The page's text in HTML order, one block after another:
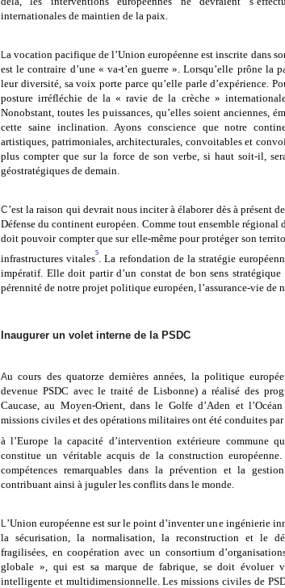
internationales de maintien de la paix.
La vocation pacifique de l’Union européenne est inscrite dans
est le contraire d’une « va-t’en guerre ». Lorsqu’elle prône la
leur diversité, sa voix porte parce qu’elle parle d’expérience.
posture irréfléchie de la « ravie de la crèche »
Nonobstant, toutes les puissances, qu’elles soient anciennes,
cette saine inclination. Ayons conscience que notre
artistiques, patrimoniales, architecturales, convoitables et
plus compter que sur la force de son verbe, si haut soit-il,
géostratégiques de demain.
C’est la raison qui devrait nous inciter à élaborer dès à présent
Défense du continent européen. Comme tout ensemble régional
doit pouvoir compter que sur elle-même pour protéger son
infrastructures vitales5. La refondation de la stratégie
impératif. Elle doit partir d’un constat de bon sens
pérennité de notre projet politique européen, l’assurance-vie de
Inaugurer un volet interne de la PSDC
Au cours des quatorze dernières années, la politique
devenue PSDC avec le traité de Lisbonne) a réalisé des
Caucase, au Moyen-Orient, dans le Golfe d’Aden et
missions civiles et des opérations militaires ont été conduites
à l’Europe la capacité d’intervention extérieure commune
constitue un véritable acquis de la construction
compétences remarquables dans la prévention et la
contribuant ainsi à juguler les conflits dans le monde.
L ’Union européenne est sur le point d’inventer une ingénierie
la sécurisation, la normalisation, la reconstruction et le
fragilisées, en coopération avec un consortium
globale », qui est sa marque de fabrique, se doit évoluer
intelligente et multidimensionnelle. Les missions civiles de